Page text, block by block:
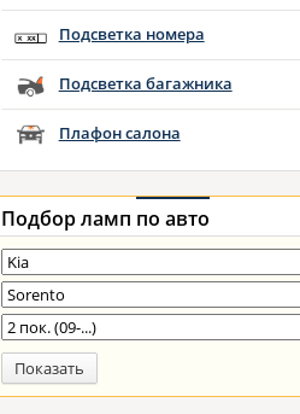
Подсветка номера
Подсветка багажника
Плафон салона
Подбор ламп по авто
Показать